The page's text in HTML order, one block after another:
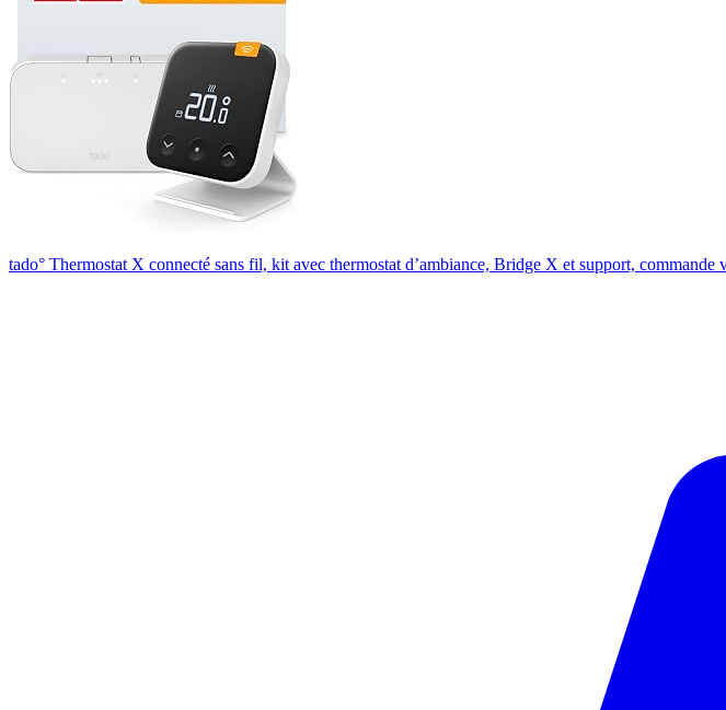
tado° Thermostat X connecté sans fil, kit avec thermostat d’ambiance, Bridge X et support,